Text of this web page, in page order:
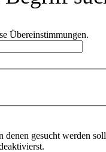
Übereinstimmungen.
denen gesucht werden